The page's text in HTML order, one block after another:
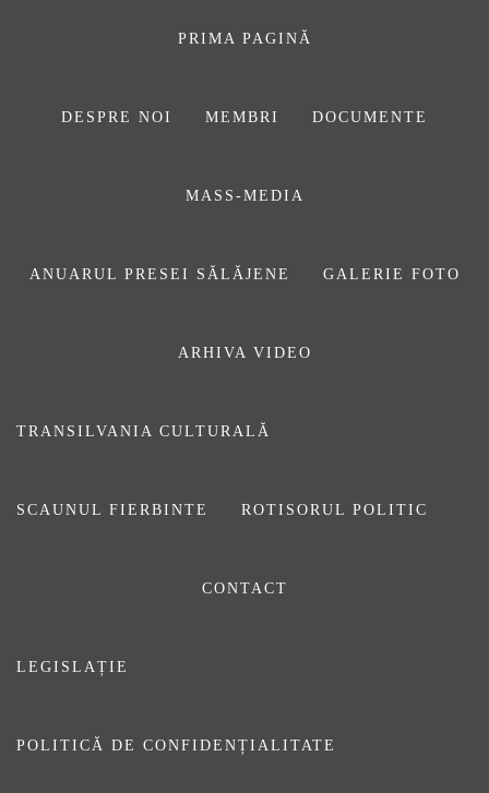
PRIMA PAGINĂ
DESPRE NOI MEMBRI DOCUMENTE
MASS-MEDIA
ANUARUL PRESEI SĂLĂJENE GALERIE FOTO
ARHIVA VIDEO
TRANSILVANIA CULTURALĂ
SCAUNUL FIERBINTE ROTISORUL POLITIC
CONTACT
LEGISLAȚIE
POLITICĂ DE CONFIDENȚIALITATE
ASOCIAŢIA
DIN SĂLAJ